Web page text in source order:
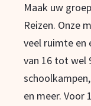
Maak uw
Reizen. Onze
veel ruimte en
van 16 tot wel
en meer. Voor